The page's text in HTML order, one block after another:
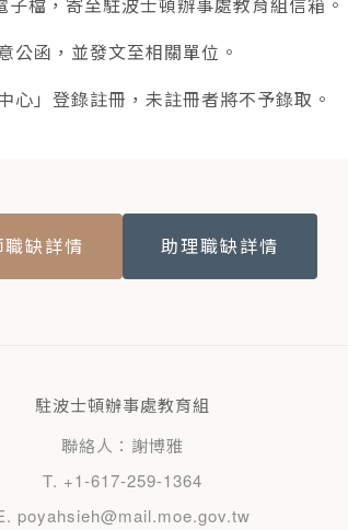
公函，並發文至相關單位。
心」登錄註冊，未註冊者將不予錄取。
缺詳情 助理職缺詳情
駐波士頓辦事處教育組
聯絡人：謝博雅
T. +1-617-259-1364
poyahsieh@mail.moe.gov.tw